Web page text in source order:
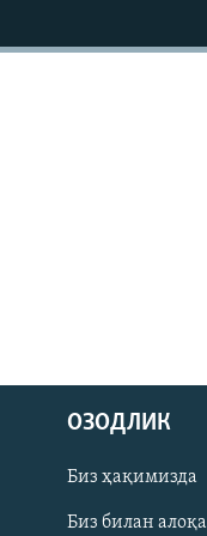
На русском
ИЖТИМОИЙ ТАРМОҚЛАР
ОЗОДЛИК
Биз ҳақимизда
Биз билан алоқа